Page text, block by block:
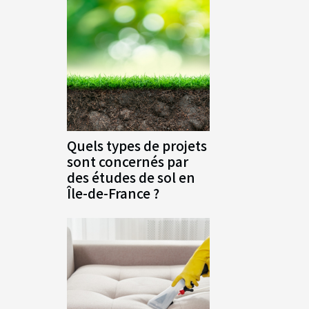
Quels types de projets
sont concernés par
des études de sol en
Île-de-France ?